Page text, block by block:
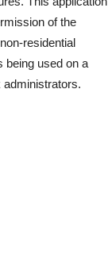
of the
residential
being used on a